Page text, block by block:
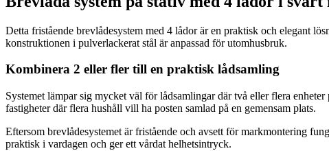
Detta fristående brevlådesystem med 4 lådor är en praktisk och elegant
konstruktionen i pulverlackerat stål är anpassad för utomhusbruk.
Kombinera 2 eller fler till en praktisk lådsamling
Systemet lämpar sig mycket väl för lådsamlingar där två eller flera
fastigheter där flera hushåll vill ha posten samlad på en gemensam plats.
Eftersom brevlådesystemet är fristående och avsett för markmontering
praktisk i vardagen och ger ett vårdat helhetsintryck.